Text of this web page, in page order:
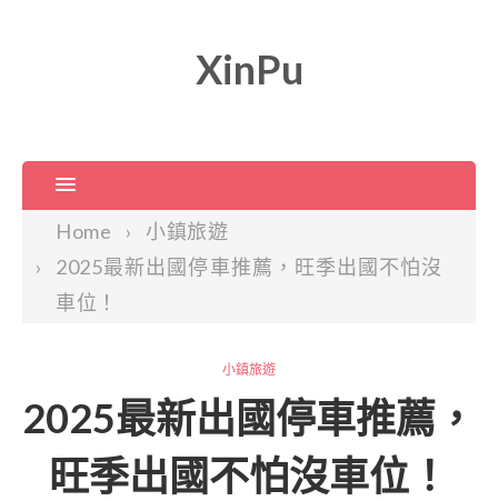
XinPu
Home
小鎮旅遊
2025最新出國停車推薦，旺季出國不怕沒
車位！
小鎮旅遊
2025最新出國停車推薦，
旺季出國不怕沒車位！